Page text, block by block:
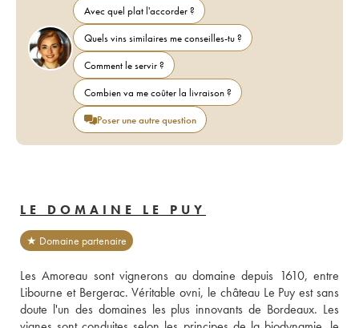
Avec quel plat l'accorder ?
Quels vins similaires me conseilles-tu ?
Comment le servir ?
Combien va me coûter la livraison ?
Poser une autre question
LE DOMAINE LE PUY
★ Domaine partenaire
Les Amoreau sont vignerons au domaine depuis 1610, entre
Libourne et Bergerac. Véritable ovni, le château Le Puy est sans
doute l'un des domaines les plus innovants de Bordeaux. Les